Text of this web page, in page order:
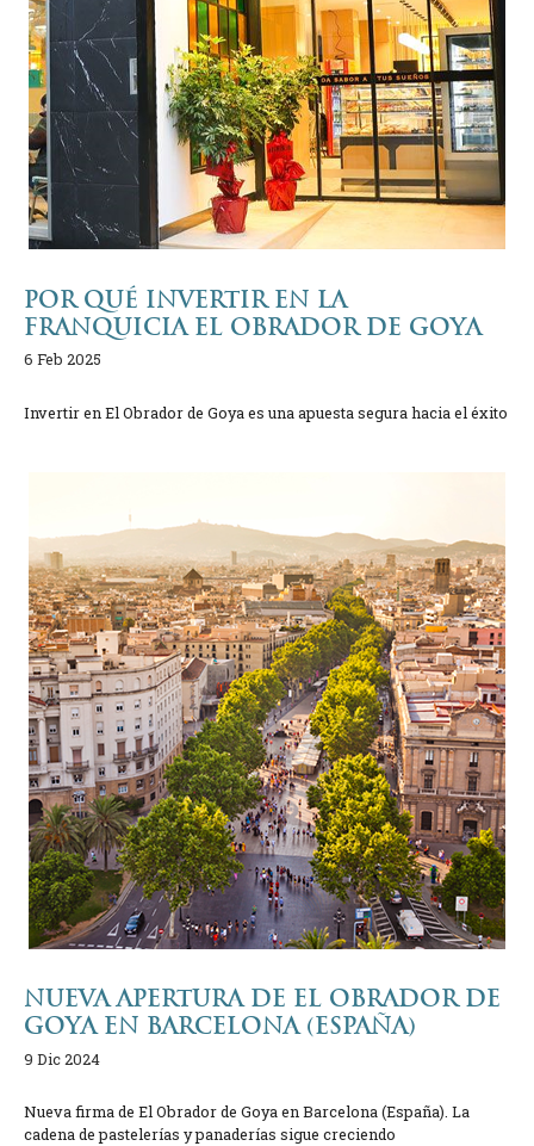
POR QUÉ INVERTIR EN LA
FRANQUICIA EL OBRADOR DE GOYA
6 Feb 2025
Invertir en El Obrador de Goya es una apuesta segura hacia el éxito
NUEVA APERTURA DE EL OBRADOR DE
GOYA EN BARCELONA (ESPAÑA)
9 Dic 2024
Nueva firma de El Obrador de Goya en Barcelona (España). La
cadena de pastelerías y panaderías sigue creciendo